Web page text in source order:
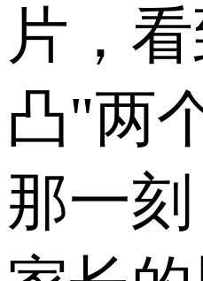
片，
凸"两
那一